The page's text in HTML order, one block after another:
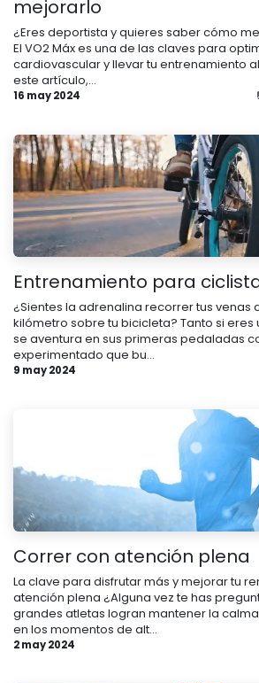
mejorarlo
¿Eres deportista y quieres saber cómo
El VO2 Máx es una de las claves para
cardiovascular y llevar tu entrenamiento
este artículo,...
16 may 2024
Entrenamiento para
¿Sientes la adrenalina recorrer tus venas
kilómetro sobre tu bicicleta? Tanto si eres
se aventura en sus primeras pedaladas
experimentado que bu...
9 may 2024
Correr con atención plena
La clave para disfrutar más y mejorar tu
atención plena ¿Alguna vez te has
grandes atletas logran mantener la
en los momentos de alt...
2 may 2024